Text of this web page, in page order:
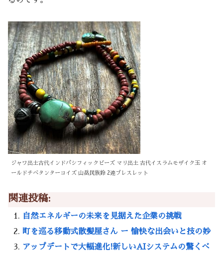
ジャワ出土古代インドパシフィックビーズ マリ出土 古代イスラムモザイク玉 オ
ールドチベタンターコイズ 山岳民族鈴 2連ブレスレット
関連投稿:
自然エネルギーの未来を見据えた企業の挑戦
町を巡る移動式散髪屋さん ー 愉快な出会いと技の妙
アップデートで大幅進化!新しいAIシステムの驚くべ